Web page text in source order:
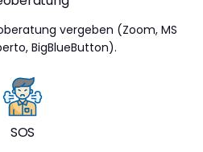
vergeben (Zoom, MS
BigBlueButton).
SOS